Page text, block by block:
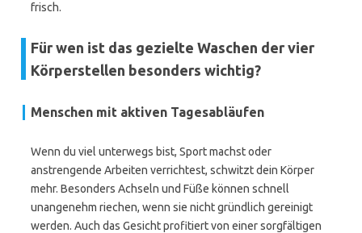
frisch.
Für wen ist das gezielte Waschen der vier
Körperstellen besonders wichtig?
Menschen mit aktiven Tagesabläufen
Wenn du viel unterwegs bist, Sport machst oder
anstrengende Arbeiten verrichtest, schwitzt dein Körper
mehr. Besonders Achseln und Füße können schnell
unangenehm riechen, wenn sie nicht gründlich gereinigt
werden. Auch das Gesicht profitiert von einer sorgfältigen